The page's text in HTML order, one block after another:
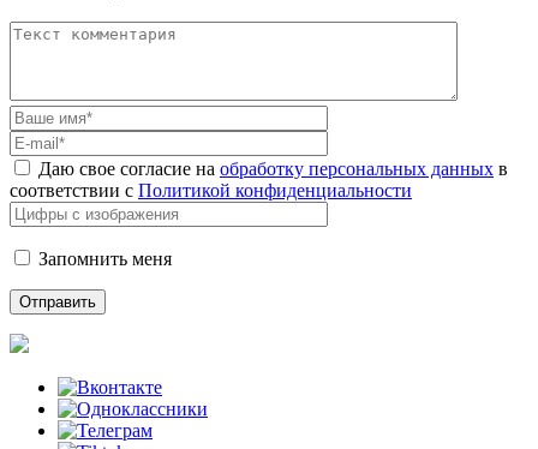
Даю свое согласие на обработку персональных данных в
соответствии с Политикой конфиденциальности
Запомнить меня